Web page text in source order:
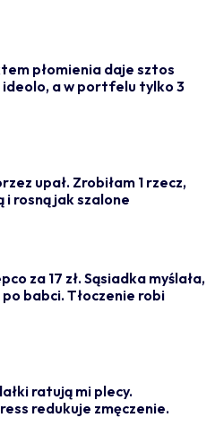
płomienia daje sztos
ideolo, a w portfelu tylko 3
upał. Zrobiłam 1 rzecz,
rosną jak szalone
za 17 zł. Sąsiadka myślała,
babci. Tłoczenie robi
ratują mi plecy.
redukuje zmęczenie.